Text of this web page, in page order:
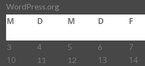
WordPress.org
M D M D F
3 4 5 6 7
10
11 12 13 14